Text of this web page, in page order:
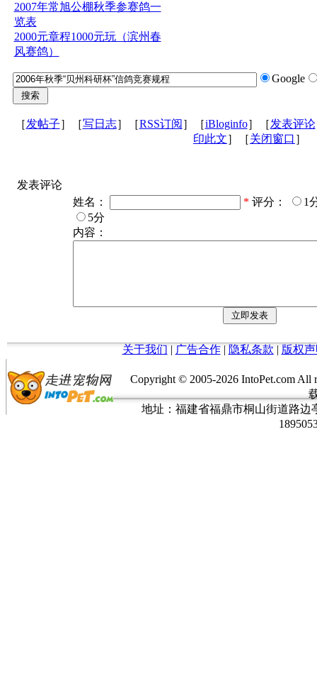
2007年常旭公棚秋季参赛鸽一
览表
2000元章程1000元玩（滨州春
风赛鸽）
Google
［发帖子］［写日志］［RSS订阅 ］［iBloginfo］［发表评论
印此文］［关闭窗口 ］
发表评论
姓名：
* 评分：
1
5分
内容：
关于我们 | 广告合作| 隐私条款 | 版权
Copyright © 2005-2026 IntoPet.com
地址：福建省福鼎市桐山街道路边